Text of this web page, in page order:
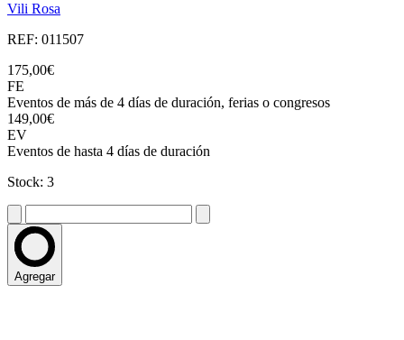
Vili Rosa
REF: 011507
175,00€
FE
Eventos de más de 4 días de duración, ferias o congresos
149,00€
EV
Eventos de hasta 4 días de duración
Stock: 3
Agregar